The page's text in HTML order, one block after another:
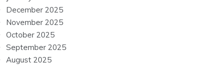
December 2025
November 2025
October 2025
September 2025
August 2025